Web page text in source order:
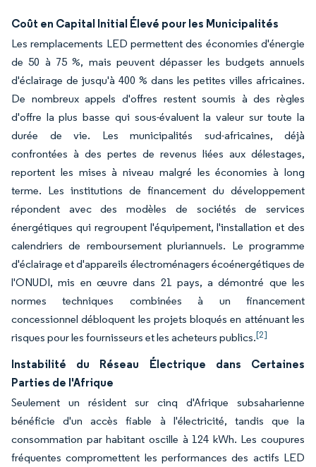
Coût en Capital Initial Élevé pour les Municipalités
Les remplacements LED permettent des économies d'énergie
de 50 à 75 %, mais peuvent dépasser les budgets annuels
d'éclairage de jusqu'à 400 % dans les petites villes africaines.
De nombreux appels d'offres restent soumis à des règles
d'offre la plus basse qui sous-évaluent la valeur sur toute la
durée de vie. Les municipalités sud-africaines, déjà
confrontées à des pertes de revenus liées aux délestages,
reportent les mises à niveau malgré les économies à long
terme. Les institutions de financement du développement
répondent avec des modèles de sociétés de services
énergétiques qui regroupent l'équipement, l'installation et des
calendriers de remboursement pluriannuels. Le programme
d'éclairage et d'appareils électroménagers écoénergétiques de
l'ONUDI, mis en œuvre dans 21 pays, a démontré que les
normes techniques combinées à un financement
concessionnel débloquent les projets bloqués en atténuant les
risques pour les fournisseurs et les acheteurs publics.[2]
Instabilité du Réseau Électrique dans Certaines
Parties de l'Afrique
Seulement un résident sur cinq d'Afrique subsaharienne
bénéficie d'un accès fiable à l'électricité, tandis que la
consommation par habitant oscille à 124 kWh. Les coupures
fréquentes compromettent les performances des actifs LED